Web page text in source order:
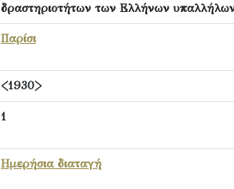
δραστηριοτήτων των Ελλήνων
Παρίσι
<1930>
1
Ημερήσια διαταγή